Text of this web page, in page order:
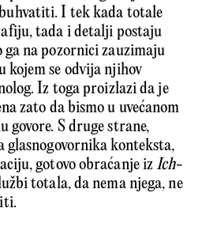
I tek kada totale
tada i detalji postaju
na pozornici zauzimaju
kojem se odvija njihov
Iz toga proizlazi da je
zato da bismo u uvećanom
govore. S druge strane,
glasnogovornika konteksta,
gotovo obraćanje izIch-
totala, da nema njega, ne